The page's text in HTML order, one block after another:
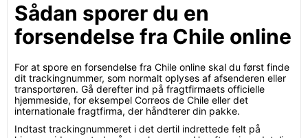
Sådan sporer du en
forsendelse fra Chile online
For at spore en forsendelse fra Chile online skal du først finde
dit trackingnummer, som normalt oplyses af afsenderen eller
transportøren. Gå derefter ind på fragtfirmaets officielle
hjemmeside, for eksempel Correos de Chile eller det
internationale fragtfirma, der håndterer din pakke.
Indtast trackingnummeret i det dertil indrettede felt på